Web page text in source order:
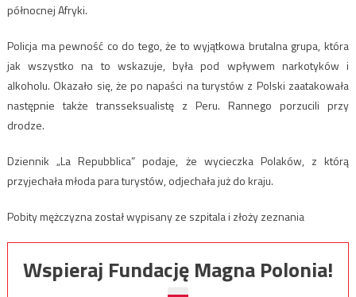
północnej Afryki.
Policja ma pewność co do tego, że to wyjątkowa brutalna grupa, która
jak wszystko na to wskazuje, była pod wpływem narkotyków i
alkoholu. Okazało się, że po napaści na turystów z Polski zaatakowała
następnie także transseksualistę z Peru. Rannego porzucili przy
drodze.
Dziennik „La Repubblica” podaje, że wycieczka Polaków, z którą
przyjechała młoda para turystów, odjechała już do kraju.
Pobity mężczyzna został wypisany ze szpitala i złoży zeznania
Wspieraj Fundację Magna Polonia!